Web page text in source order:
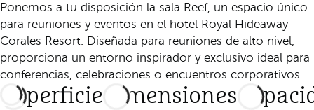
Ponemos a tu disposición la sala Reef, un espacio único
para reuniones y eventos en el hotel Royal Hideaway
Corales Resort. Diseñada para reuniones de alto nivel,
proporciona un entorno inspirador y exclusivo ideal para
conferencias, celebraciones o encuentros corporativos.
Superficie Dimensiones